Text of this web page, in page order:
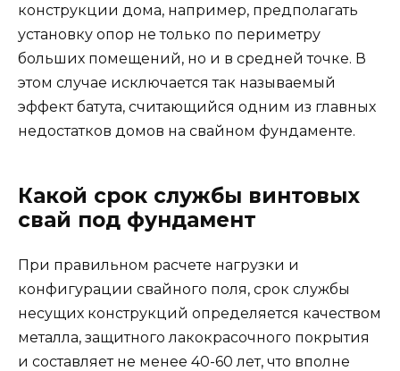
конструкции дома, например, предполагать
установку опор не только по периметру
больших помещений, но и в средней точке. В
этом случае исключается так называемый
эффект батута, считающийся одним из главных
недостатков домов на свайном фундаменте.
Какой срок службы винтовых
свай под фундамент
При правильном расчете нагрузки и
конфигурации свайного поля, срок службы
несущих конструкций определяется качеством
металла, защитного лакокрасочного покрытия
и составляет не менее 40-60 лет, что вполне